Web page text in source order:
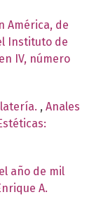
América, de
Instituto de
IV, número
, Anales
año de mil
A.